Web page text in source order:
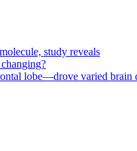
study reveals
lobe—drove varied brain